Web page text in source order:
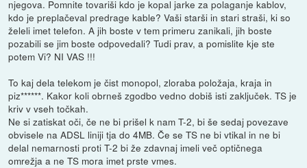
njegova. Pomnite tovariši kdo je kopal jarke za polaganje kablov,
kdo je preplačeval predrage kable? Vaši starši in stari straši, ki so
želeli imet telefon. A jih boste v tem primeru zanikali, jih boste
pozabili se jim boste odpovedali? Tudi prav, a pomislite kje ste
potem Vi? NI VAS !!!
To kaj dela telekom je čist monopol, zloraba položaja, kraja in
piz******. Kakor koli obrneš zgodbo vedno dobiš isti zaključek. TS je
kriv v vseh točkah.
Ne si zatiskat oči, če ne bi prišel k nam T-2, bi še sedaj povezave
obvisele na ADSL liniji tja do 4MB. Če se TS ne bi vtikal in ne bi
delal nemarnosti proti T-2 bi že zdavnaj imeli več optičnega
omrežja a ne TS mora imet prste vmes.